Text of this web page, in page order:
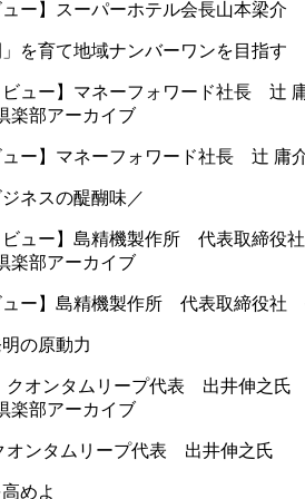
ュー】スーパーホテル会長山本梁介
」を育て地域ナンバーワンを目指す
楽部アーカイブ
ュー】マネーフォワード社長 辻 庸
ネスの醍醐味／
楽部アーカイブ
ュー】島精機製作所 代表取締役
の原動力
楽部アーカイブ
オンタムリープ代表 出井伸之氏
めよ